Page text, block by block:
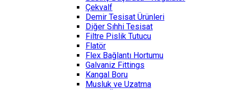
Çekvalf
Demir Tesisat Ürünleri
Diğer Sıhhi Tesisat
Filtre Pislik Tutucu
Flatör
Flex Bağlantı Hortumu
Galvaniz Fittings
Kangal Boru
Musluk ve Uzatma